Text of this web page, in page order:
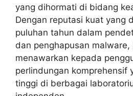
yang dihormati di bidang
Dengan reputasi kuat yang
puluhan tahun dalam
dan penghapusan malware,
menawarkan kepada
perlindungan komprehensif
tinggi di berbagai